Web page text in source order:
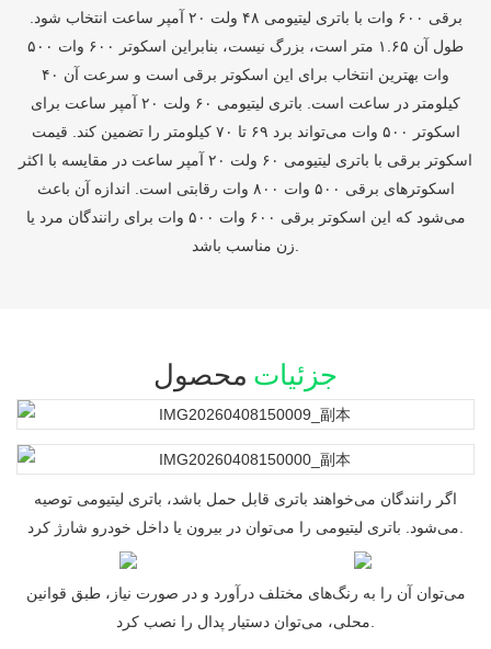
برقی ۶۰۰ وات با باتری لیتیومی ۴۸ ولت ۲۰ آمپر ساعت انتخاب شود.
طول آن ۱.۶۵ متر است، بزرگ نیست، بنابراین اسکوتر ۶۰۰ وات ۵۰۰
وات بهترین انتخاب برای این اسکوتر برقی است و سرعت آن ۴۰
کیلومتر در ساعت است. باتری لیتیومی ۶۰ ولت ۲۰ آمپر ساعت برای
اسکوتر ۵۰۰ وات می‌تواند برد ۶۹ تا ۷۰ کیلومتر را تضمین کند. قیمت
اسکوتر برقی با باتری لیتیومی ۶۰ ولت ۲۰ آمپر ساعت در مقایسه با اکثر
اسکوترهای برقی ۵۰۰ وات ۸۰۰ وات رقابتی است. اندازه آن باعث
می‌شود که این اسکوتر برقی ۶۰۰ وات ۵۰۰ وات برای رانندگان مرد یا
زن مناسب باشد.
جزئیات محصول
اگر رانندگان می‌خواهند باتری قابل حمل باشد، باتری لیتیومی توصیه
می‌شود. باتری لیتیومی را می‌توان در بیرون یا داخل خودرو شارژ کرد.
می‌توان آن را به رنگ‌های مختلف درآورد و در صورت نیاز، طبق قوانین